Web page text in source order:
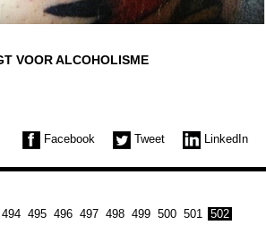
VOOR ALCOHOLISME
Facebook Tweet LinkedIn
494 495 496 497 498 499 500 501 502